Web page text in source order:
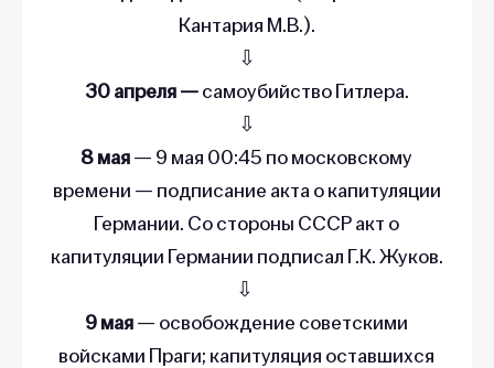
Кантария М.В.).
⇩
30 апреля —самоубийство Гитлера.
⇩
8 мая— 9 мая 00:45 по московскому
времени — подписание акта о капитуляции
Германии. Со стороны СССР акт о
капитуляции Германии подписал Г.К. Жуков.
⇩
9 мая— освобождение советскими
войсками Праги; капитуляция оставшихся